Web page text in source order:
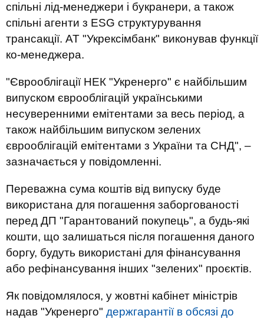
спільні лід-менеджери і букранери, а також
спільні агенти з ESG структурування
трансакції. АТ "Укрексімбанк" виконував функції
ко-менеджера.
"Єврооблігації НЕК "Укренерго" є найбільшим
випуском єврооблігацій українськими
несуверенними емітентами за весь період, а
також найбільшим випуском зелених
єврооблігацій емітентами з України та СНД", –
зазначається у повідомленні.
Переважна сума коштів від випуску буде
використана для погашення заборгованості
перед ДП "Гарантований покупець", а будь-які
кошти, що залишаться після погашення даного
боргу, будуть використані для фінансування
або рефінансування інших "зелених" проєктів.
Як повідомлялося, у жовтні кабінет міністрів
надав "Укренерго" держгарантії в обсязі до